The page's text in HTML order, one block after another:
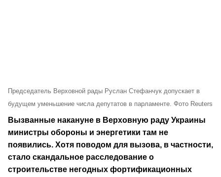
Председатель Верховной рады Руслан Стефанчук допускает в
будущем уменьшение числа депутатов в парламенте. Фото Reuters
Вызванные накануне в Верховную раду Украины
министры обороны и энергетики там не
появились. Хотя поводом для вызова, в частности,
стало скандальное расследование о
строительстве негодных фортификационных